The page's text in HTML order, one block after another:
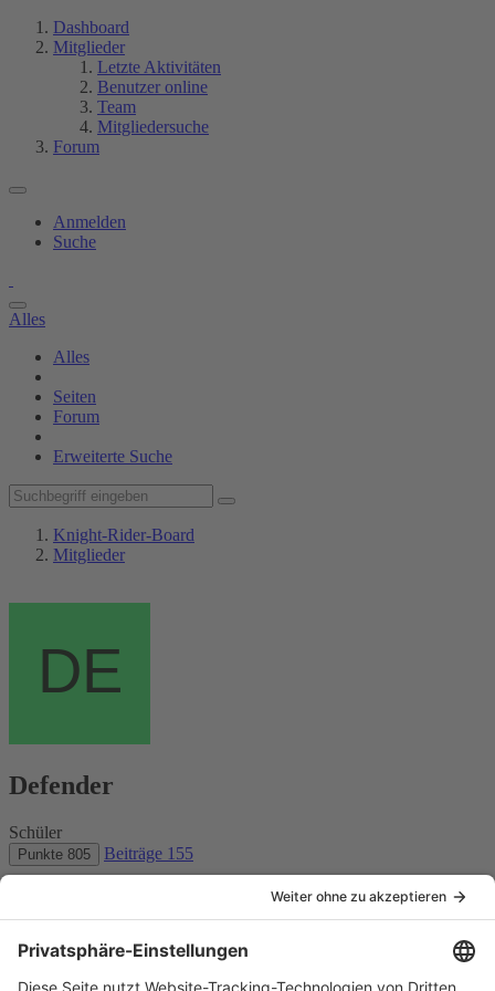
Dashboard
Mitglieder
Letzte Aktivitäten
Benutzer online
Team
Mitgliedersuche
Forum
Anmelden
Suche
Alles
Alles
Seiten
Forum
Erweiterte Suche
Knight-Rider-Board
Mitglieder
Defender
Schüler
Punkte 805 Beiträge 155